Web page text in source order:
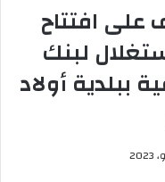
افتتاح
لبنك
ببلدية أولاد